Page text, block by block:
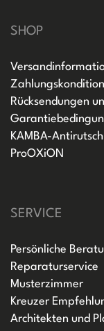
SHOP
Rücksendungen
KAMBA-Antirutsch
ProOXiON
SERVICE
Persönliche
Reparaturservice
Musterzimmer
Kreuzer
Architekten und